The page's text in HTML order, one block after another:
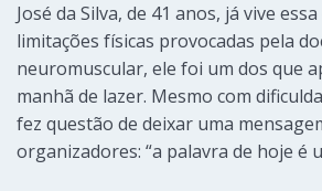
José da Silva, de 41 anos, já vive
limitações físicas provocadas pela
neuromuscular, ele foi um dos que
manhã de lazer. Mesmo com
fez questão de deixar uma
organizadores: “a palavra de hoje é